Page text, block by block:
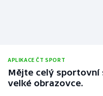
APLIKACE ČT SPORT
Mějte celý sportovní
velké obrazovce.